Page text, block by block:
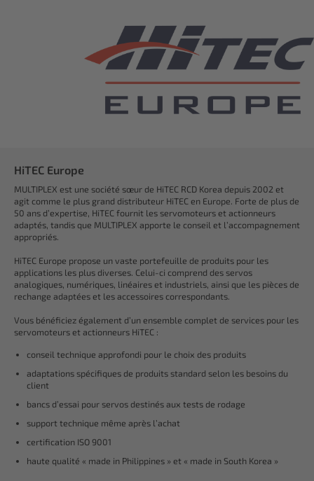
HiTEC Europe
MULTIPLEX est une société sœur de HiTEC RCD Korea depuis 2002 et
agit comme le plus grand distributeur HiTEC en Europe. Forte de plus de
50 ans d’expertise, HiTEC fournit les servomoteurs et actionneurs
adaptés, tandis que MULTIPLEX apporte le conseil et l’accompagnement
appropriés.
HiTEC Europe propose un vaste portefeuille de produits pour les
applications les plus diverses. Celui-ci comprend des servos
analogiques, numériques, linéaires et industriels, ainsi que les pièces de
rechange adaptées et les accessoires correspondants.
Vous bénéficiez également d’un ensemble complet de services pour les
servomoteurs et actionneurs HiTEC :
conseil technique approfondi pour le choix des produits
adaptations spécifiques de produits standard selon les besoins du
client
bancs d’essai pour servos destinés aux tests de rodage
support technique même après l’achat
certification ISO 9001
haute qualité « made in Philippines » et « made in South Korea »